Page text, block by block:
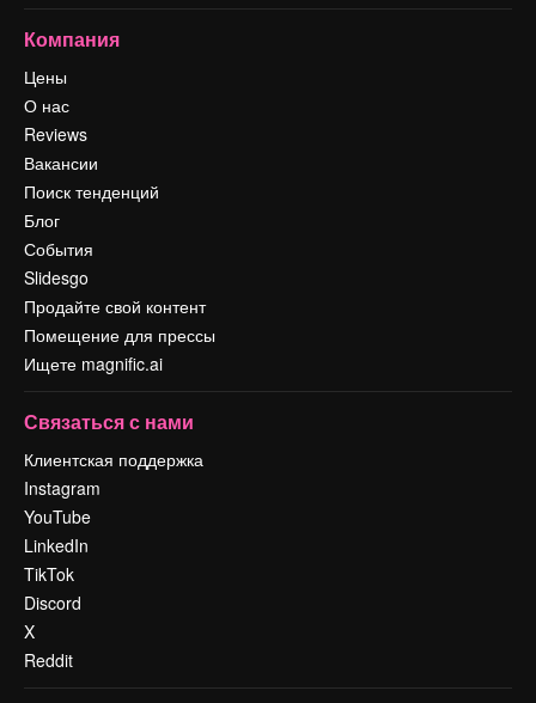
Компания
Цены
О нас
Reviews
Вакансии
Поиск тенденций
Блог
События
Slidesgo
Продайте свой контент
Помещение для прессы
Ищете magnific.ai
Связаться с нами
Клиентская поддержка
Instagram
YouTube
LinkedIn
TikTok
Discord
X
Reddit